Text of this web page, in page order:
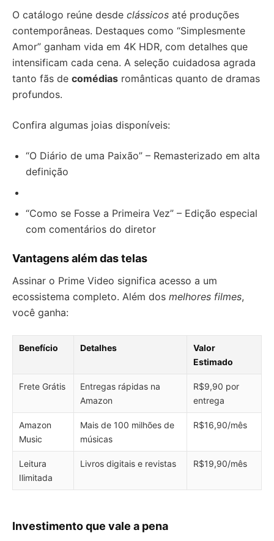
O catálogo reúne desde clássicos até produções
contemporâneas. Destaques como “Simplesmente
Amor” ganham vida em 4K HDR, com detalhes que
intensificam cada cena. A seleção cuidadosa agrada
tanto fãs de comédias românticas quanto de dramas
profundos.
Confira algumas joias disponíveis:
“O Diário de uma Paixão” – Remasterizado em alta
definição
“Como se Fosse a Primeira Vez” – Edição especial
com comentários do diretor
Vantagens além das telas
Assinar o Prime Video significa acesso a um
ecossistema completo. Além dos melhores filmes,
você ganha:
Benefício Detalhes
Valor
Estimado
Frete Grátis
Entregas rápidas na
Amazon
R$9,90 por
entrega
Amazon
Music
Mais de 100 milhões de
músicas
R$16,90/mês
Leitura
Ilimitada
Livros digitais e revistas R$19,90/mês
Investimento que vale a pena